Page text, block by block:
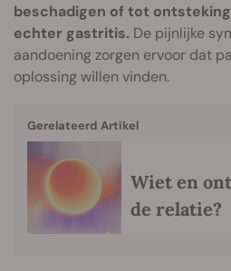
beschadigen of tot
echter gastritis. De pijnlijke
aandoening zorgen ervoor dat
oplossing willen vinden.
Gerelateerd Artikel
Wiet en
de relatie?